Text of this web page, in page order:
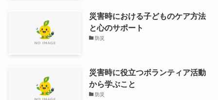
災害時における子どものケア方法
と心のサポート
防災
災害時に役立つボランティア活動
から学ぶこと
防災